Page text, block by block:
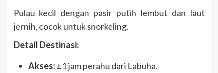
Pulau kecil dengan pasir putih lembut dan laut
jernih, cocok untuk snorkeling.
Detail Destinasi:
Akses:±1 jam perahu dari Labuha.